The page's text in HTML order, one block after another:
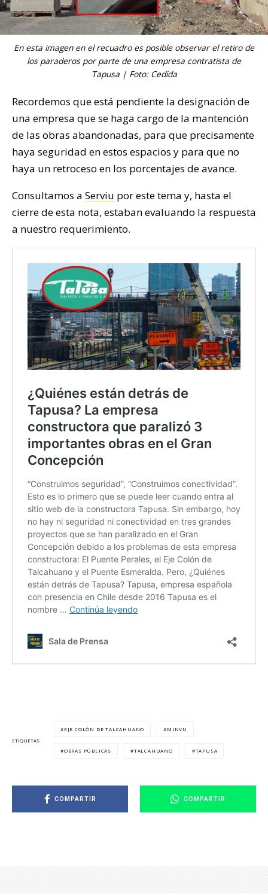
En esta imagen en el recuadro es posible observar el retiro de
los paraderos por parte de una empresa contratista de
Tapusa | Foto: Cedida
Recordemos que está pendiente la designación de
una empresa que se haga cargo de la mantención
de las obras abandonadas, para que precisamente
haya seguridad en estos espacios y para que no
haya un retroceso en los porcentajes de avance.
Consultamos a Serviu por este tema y, hasta el
cierre de esta nota, estaban evaluando la respuesta
a nuestro requerimiento.
ETIQUETAS
EJE COLÓN DE TALCAHUANO MINVU
OBRAS PÚBLICAS TALCAHUANO TAPUSA
COMPARTIR COMPARTIR